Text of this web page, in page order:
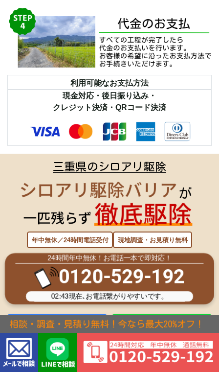
利用可能なお支払方法
現金対応・後日振り込み・
クレジット決済・QRコード決済
三重県のシロアリ駆除
年中無休／24時間電話受付 現地調査・お見積り無料
24時間年中無休！お電話一本で即対応！
0120-529-192
02:43現在､お電話繋がりやすいです。